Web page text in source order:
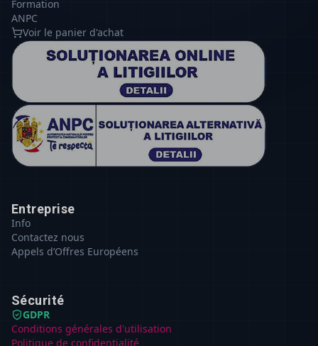
Formation
ANPC
Voir le panier d'achat
Entreprise
Info
Contactez nous
Appels d’Offres Européens
Sécurité
GDPR
Conditions générales d'utilisation
Politique de confidentialité